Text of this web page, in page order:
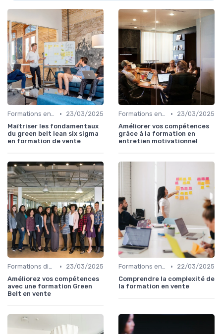
Formations en ligne •
23/03/2025
Maîtriser les fondamentaux
du green belt lean six sigma
en formation de vente
Formations en ligne •
23/03/2025
Améliorer vos compétences
grâce à la formation en
entretien motivationnel
Formations diplômantes •
23/03/2025
Améliorez vos compétences
avec une formation Green
Belt en vente
Formations en ligne •
22/03/2025
Comprendre la complexité de
la formation en vente